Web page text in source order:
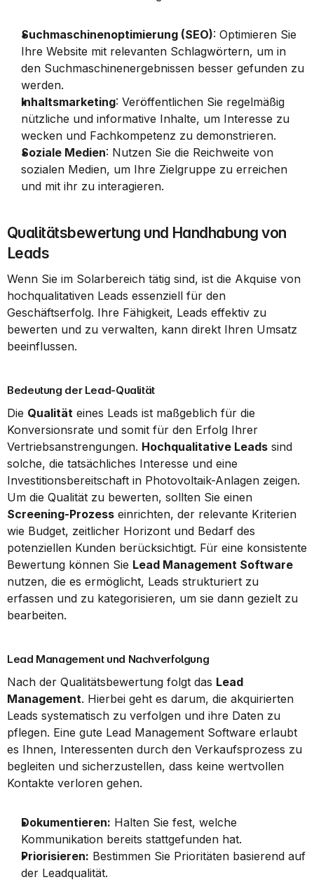
Suchmaschinenoptimierung (SEO): Optimieren Sie
Ihre Website mit relevanten Schlagwörtern, um in
den Suchmaschinenergebnissen besser gefunden zu
werden.
Inhaltsmarketing: Veröffentlichen Sie regelmäßig
nützliche und informative Inhalte, um Interesse zu
wecken und Fachkompetenz zu demonstrieren.
Soziale Medien: Nutzen Sie die Reichweite von
sozialen Medien, um Ihre Zielgruppe zu erreichen
und mit ihr zu interagieren.
Qualitätsbewertung und Handhabung von
Leads
Wenn Sie im Solarbereich tätig sind, ist die Akquise von
hochqualitativen Leads essenziell für den
Geschäftserfolg. Ihre Fähigkeit, Leads effektiv zu
bewerten und zu verwalten, kann direkt Ihren Umsatz
beeinflussen.
Bedeutung der Lead-Qualität
Die Qualität eines Leads ist maßgeblich für die
Konversionsrate und somit für den Erfolg Ihrer
Vertriebsanstrengungen. Hochqualitative Leads sind
solche, die tatsächliches Interesse und eine
Investitionsbereitschaft in Photovoltaik-Anlagen zeigen.
Screening-Prozess einrichten, der relevante Kriterien
wie Budget, zeitlicher Horizont und Bedarf des
potenziellen Kunden berücksichtigt. Für eine konsistente
Bewertung können Sie Lead Management Software
nutzen, die es ermöglicht, Leads strukturiert zu
erfassen und zu kategorisieren, um sie dann gezielt zu
bearbeiten.
Lead Management und Nachverfolgung
Nach der Qualitätsbewertung folgt das Lead
Management. Hierbei geht es darum, die akquirierten
Leads systematisch zu verfolgen und ihre Daten zu
pflegen. Eine gute Lead Management Software erlaubt
es Ihnen, Interessenten durch den Verkaufsprozess zu
begleiten und sicherzustellen, dass keine wertvollen
Kontakte verloren gehen.
Dokumentieren: Halten Sie fest, welche
Kommunikation bereits stattgefunden hat.
Priorisieren: Bestimmen Sie Prioritäten basierend auf
der Leadqualität.